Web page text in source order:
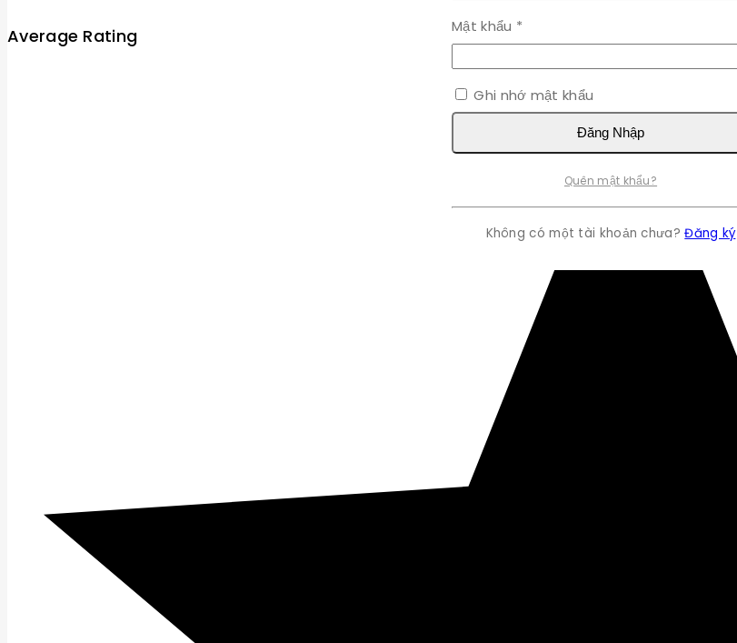
Average Rating Mật khẩu *
buộc
Ghi nhớ mật khẩu
Đăng Nhập
Quên mật khẩu?
Không có một tài khoản chưa?Đăng ký